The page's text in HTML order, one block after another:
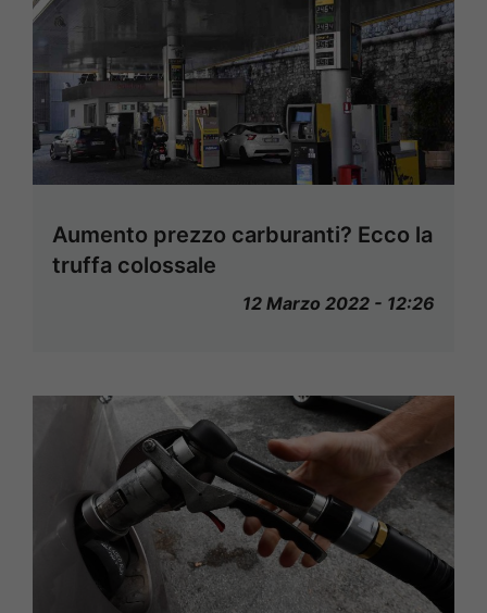
Aumento prezzo carburanti? Ecco la
truffa colossale
12 Marzo 2022 - 12:26